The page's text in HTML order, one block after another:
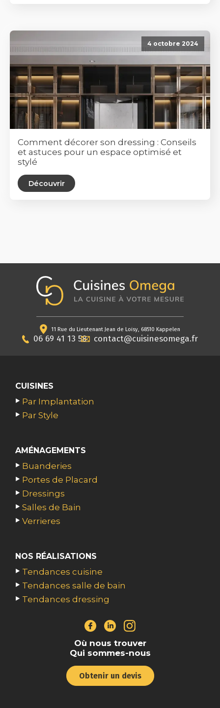
4 octobre 2024
Comment décorer son dressing : Conseils
et astuces pour un espace optimisé et
stylé
Découvrir
11 Rue du Lieutenant Jean de Loisy, 68510 Kappelen
06 69 41 13 58 contact@cuisinesomega.fr
CUISINES
Par Implantation
Par Style
AMÉNAGEMENTS
Buanderies
Portes de Placard
Dressings
Salles de Bain
Verrieres
NOS RÉALISATIONS
Tendances cuisine
Tendances salle de bain
Tendances dressing
Où nous trouver
Qui sommes-nous
Obtenir un devis